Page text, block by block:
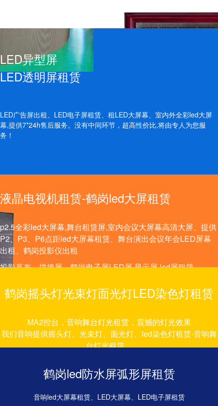
LED异型屏
LED透明屏租赁
LED广告屏出租、LED电子屏租赁、租LED大屏幕、室内外全彩led大屏
幕,提供7*24h售后服务。没有中间环节，超高性价比,将由专人为您服
务！
液晶电视机租赁-鹤岗led大屏租赁
p2.5全彩led大屏幕,舞台租赁屏,室内会议大屏幕高清大屏、提供
P2、P3、P6点距led大屏幕租赁、舞台演出会议年会LED屏幕
出租、鹤岗投影仪出租
投影幕布、拼接屏、鹤岗电子屏LED屏,显示屏,led屏租赁。
鹤岗摇头灯光束灯面光灯LED染色灯租赁
MA2控台，音响舞台灯光租赁，震撼的灯光效果
我们音响提供摇头灯、光束灯、面光灯、led染色灯租赁-音响舞
台灯光租赁。
鹤岗灯光租赁、演出舞台灯光租赁
铝合金龙门架、TRUSS 架、雷亚架
鹤岗led防水屏弧形屏租赁
音响led大屏幕租赁、LED大屏幕、LED电子屏租赁